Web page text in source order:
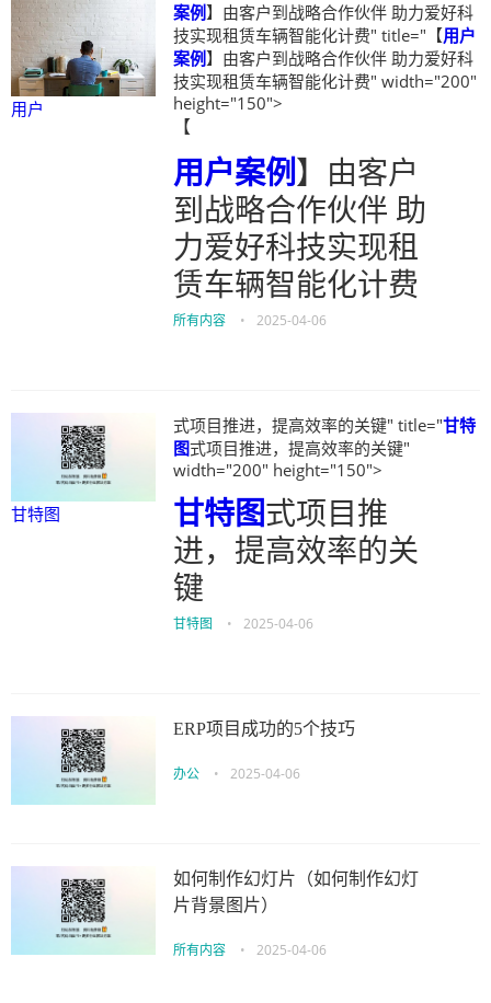
用户
案例】由客户到战略合作伙伴 助力爱好科
技实现租赁车辆智能化计费" title="【用户
案例】由客户到战略合作伙伴 助力爱好科
技实现租赁车辆智能化计费" width="200"
height="150">
【
用户案例】由客户
到战略合作伙伴 助
力爱好科技实现租
赁车辆智能化计费
所有内容 • 2025-04-06
甘特图
式项目推进，提高效率的关键" title="甘特
图式项目推进，提高效率的关键"
width="200" height="150">
甘特图式项目推
进，提高效率的关
键
甘特图 • 2025-04-06
ERP项目成功的5个技巧
办公 • 2025-04-06
如何制作幻灯片（如何制作幻灯
片背景图片）
所有内容 • 2025-04-06